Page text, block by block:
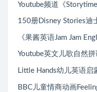
Youtube频道《
Little Hands幼儿英语